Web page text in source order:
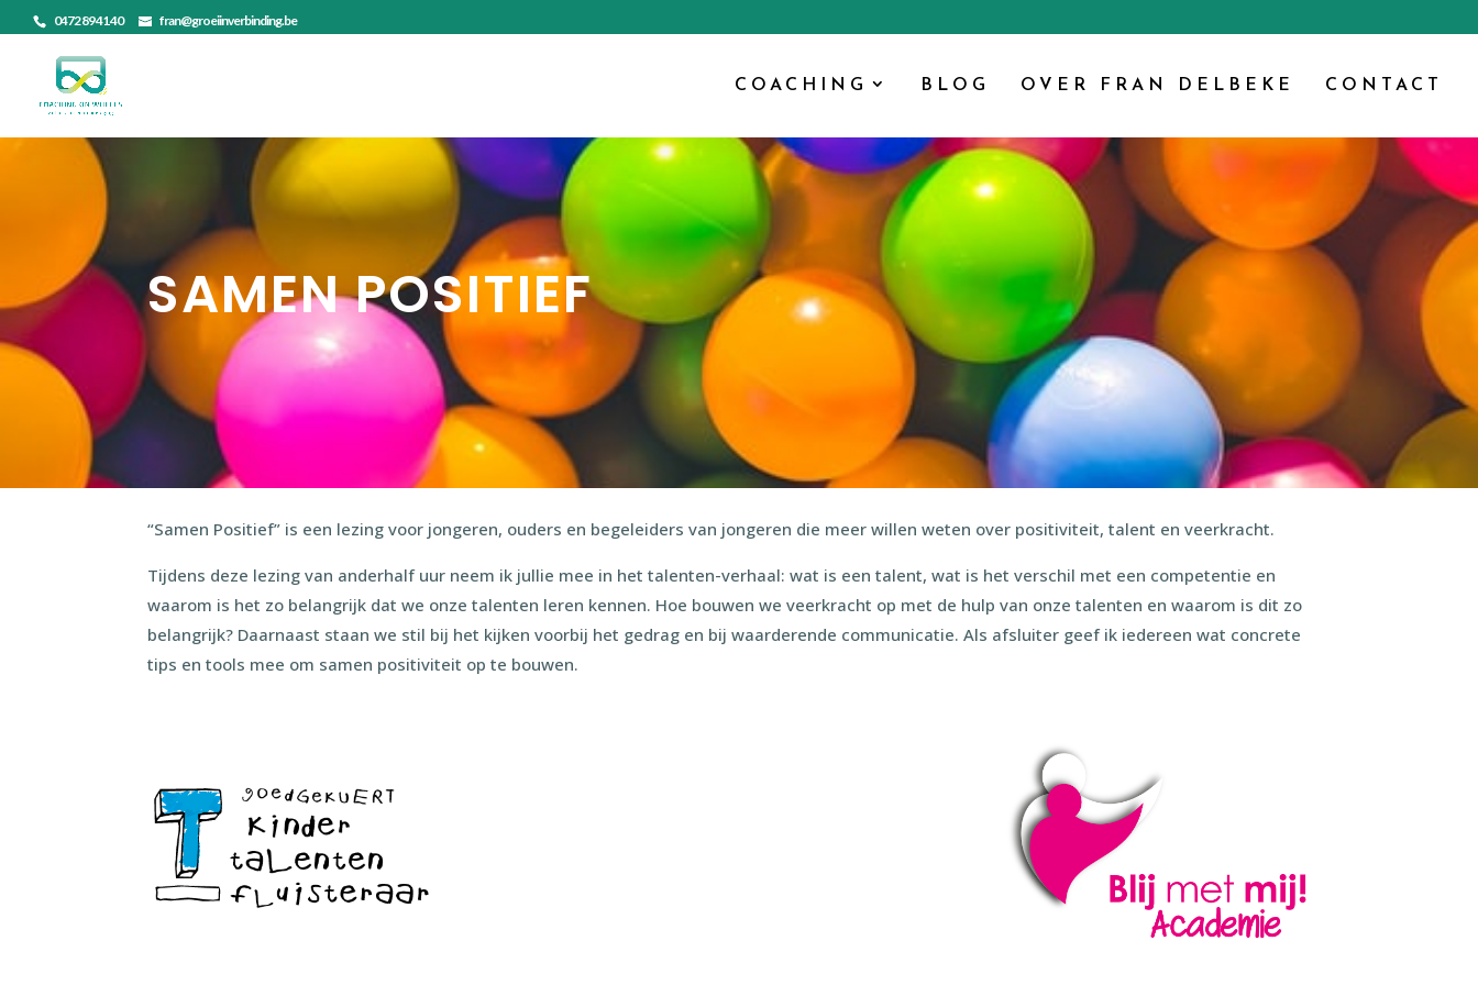
0472 89 41 40 fran@groeiinverbinding.be
COACHING BLOG OVER FRAN DELBEKE CONTACT
SAMEN POSITIEF
“Samen Positief” is een lezing voor jongeren, ouders en begeleiders van jongeren die meer willen weten over positiviteit, talent en veerkracht.
Tijdens deze lezing van anderhalf uur neem ik jullie mee in het talenten-verhaal: wat is een talent, wat is het verschil met een competentie en
waarom is het zo belangrijk dat we onze talenten leren kennen. Hoe bouwen we veerkracht op met de hulp van onze talenten en waarom is dit zo
belangrijk? Daarnaast staan we stil bij het kijken voorbij het gedrag en bij waarderende communicatie. Als afsluiter geef ik iedereen wat concrete
tips en tools mee om samen positiviteit op te bouwen.